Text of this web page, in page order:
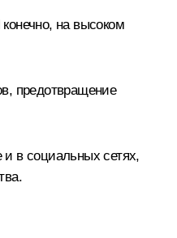
на высоком
предотвращение
в социальных сетях,